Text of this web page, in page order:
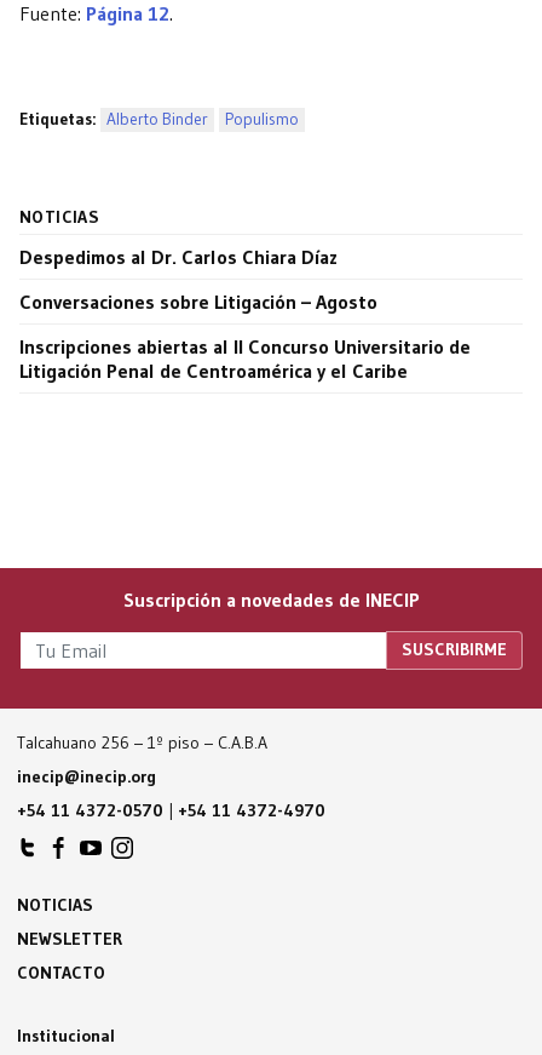
Fuente: Página 12.
Etiquetas: Alberto Binder Populismo
NOTICIAS
Despedimos al Dr. Carlos Chiara Díaz
Conversaciones sobre Litigación – Agosto
Inscripciones abiertas al II Concurso Universitario de
Litigación Penal de Centroamérica y el Caribe
Suscripción a novedades de INECIP
Talcahuano 256 – 1º piso – C.A.B.A
inecip@inecip.org
+54 11 4372-0570 | +54 11 4372-4970
NOTICIAS
NEWSLETTER
CONTACTO
Institucional